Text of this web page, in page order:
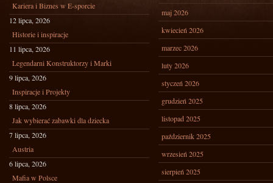
Kariera i Biznes w E-sporcie
12 lipca, 2026
Historie i inspiracje
11 lipca, 2026
Legendarni Konstruktorzy i Marki
9 lipca, 2026
Inspiracje i Projekty
8 lipca, 2026
Jak wybierać zabawki dla dziecka
7 lipca, 2026
Austria
6 lipca, 2026
Mafia w Polsce
maj 2026
kwiecień 2026
marzec 2026
luty 2026
styczeń 2026
grudzień 2025
listopad 2025
październik 2025
wrzesień 2025
sierpień 2025